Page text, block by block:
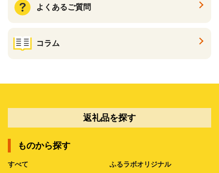
よくあるご質問
コラム
返礼品を探す
ものから探す
すべて ふるラボオリジナル